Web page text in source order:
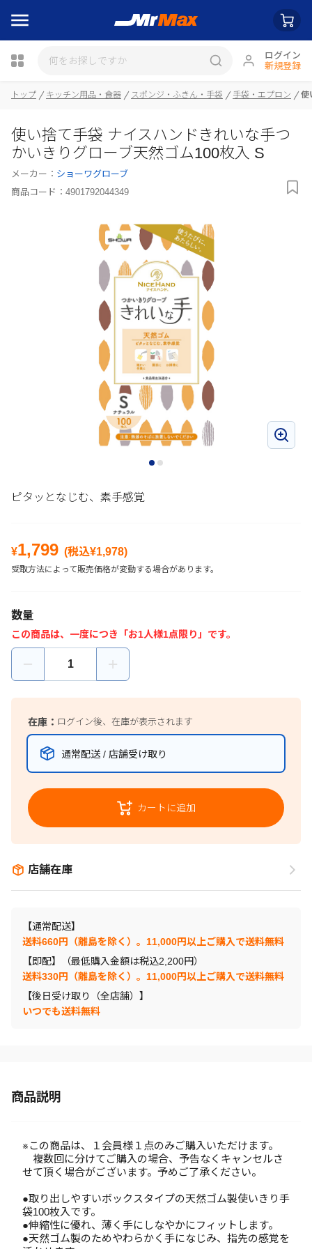
ログイン
新規登録
トップ キッチン用品・食器 スポンジ・ふきん・手袋 手袋・エプロン 使
使い捨て手袋 ナイスハンドきれいな手つ
かいきりグローブ天然ゴム100枚入 S
メーカー： ショーワグローブ
商品コード： 4901792044349
ピタッとなじむ、素手感覚
¥1,799 (税込¥1,978)
受取方法によって販売価格が変動する場合があります。
数量
この商品は、一度につき「お1人様1点限り」です。
在庫： ログイン後、在庫が表示されます
通常配送 / 店舗受け取り
カートに追加
店舗在庫
【通常配送】
送料660円（離島を除く）。11,000円以上ご購入で送料無料
【即配】（最低購入金額は税込2,200円）
送料330円（離島を除く）。11,000円以上ご購入で送料無料
【後日受け取り（全店舗）】
いつでも送料無料
商品説明
※この商品は、１会員様１点のみご購入いただけます。
複数回に分けてご購入の場合、予告なくキャンセルさ
せて頂く場合がございます。予めご了承ください。
●取り出しやすいボックスタイプの天然ゴム製使いきり手
袋100枚入です。
●伸縮性に優れ、薄く手にしなやかにフィットします。
●天然ゴム製のためやわらかく手になじみ、指先の感覚を